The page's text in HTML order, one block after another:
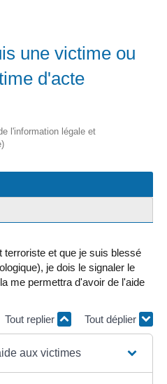
une victime ou
d'acte
l'information légale et
terroriste et que je suis blessé
je dois le signaler le
me permettra d'avoir de l'aide
Tout replier
Tout déplier
aux victimes